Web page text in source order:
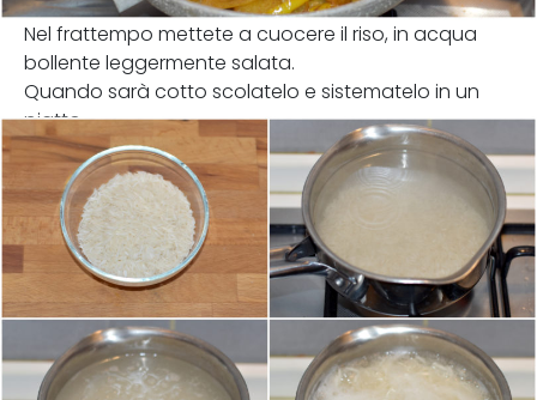
Nel frattempo mettete a cuocere il riso, in acqua
bollente leggermente salata.
Quando sarà cotto scolatelo e sistematelo in un
piatto.